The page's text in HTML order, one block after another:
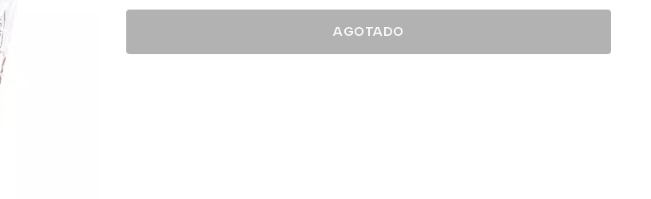
AGOTADO